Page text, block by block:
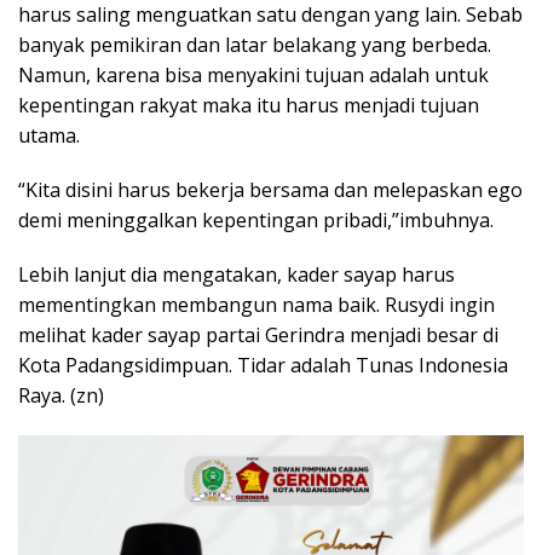
harus saling menguatkan satu dengan yang lain. Sebab
banyak pemikiran dan latar belakang yang berbeda.
Namun, karena bisa menyakini tujuan adalah untuk
kepentingan rakyat maka itu harus menjadi tujuan
utama.
“Kita disini harus bekerja bersama dan melepaskan ego
demi meninggalkan kepentingan pribadi,”imbuhnya.
Lebih lanjut dia mengatakan, kader sayap harus
mementingkan membangun nama baik. Rusydi ingin
melihat kader sayap partai Gerindra menjadi besar di
Kota Padangsidimpuan. Tidar adalah Tunas Indonesia
Raya. (zn)